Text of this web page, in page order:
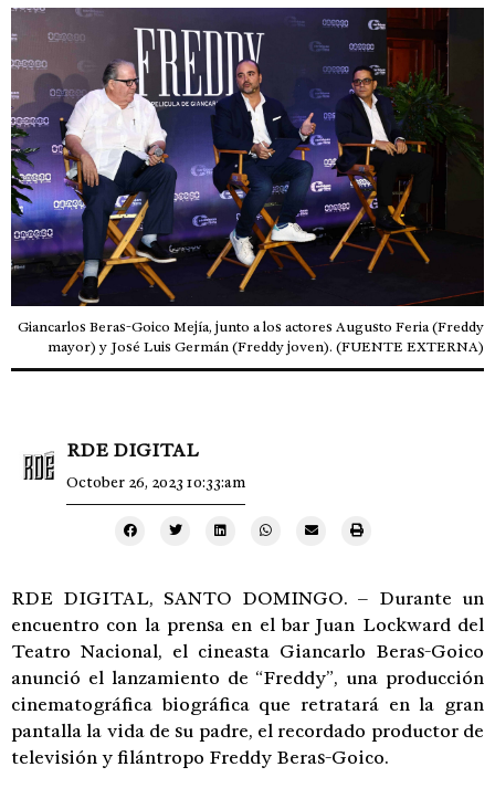
Giancarlos Beras-Goico Mejía, junto a los actores Augusto Feria (Freddy
mayor) y José Luis Germán (Freddy joven). (FUENTE EXTERNA)
RDE DIGITAL
October 26, 2023 10:33:am
RDE DIGITAL, SANTO DOMINGO. – Durante un
encuentro con la prensa en el bar Juan Lockward del
Teatro Nacional, el cineasta Giancarlo Beras-Goico
anunció el lanzamiento de “Freddy”, una producción
cinematográfica biográfica que retratará en la gran
pantalla la vida de su padre, el recordado productor de
televisión y filántropo Freddy Beras-Goico.